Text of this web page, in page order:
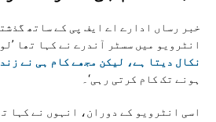
خبر رساں ادارے اے ایف پی کے ساتھ
انٹرویو میں سسٹر آندرے نے کہا تھا
نکال دیتا ہے، لیکن مجھے کام ہی نے
ہونے تک کام کرتی رہی‘۔
اسی انٹرویو کے دوران، انہوں نے کہا